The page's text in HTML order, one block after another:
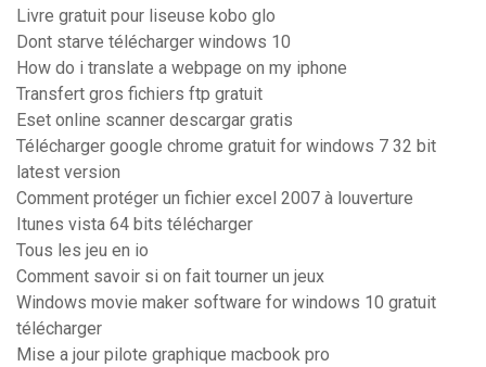
Livre gratuit pour liseuse kobo glo
Dont starve télécharger windows 10
How do i translate a webpage on my iphone
Transfert gros fichiers ftp gratuit
Eset online scanner descargar gratis
Télécharger google chrome gratuit for windows 7 32 bit
latest version
Comment protéger un fichier excel 2007 à louverture
Itunes vista 64 bits télécharger
Tous les jeu en io
Comment savoir si on fait tourner un jeux
Windows movie maker software for windows 10 gratuit
télécharger
Mise a jour pilote graphique macbook pro